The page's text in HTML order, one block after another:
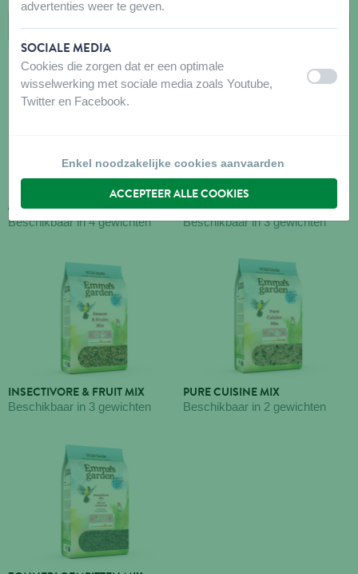
4 SEASONS MIX
Beschikbaar in 4 gewichten
ENERGY MIX
Beschikbaar in 3 gewichten
INSECTIVORE & FRUIT MIX
Beschikbaar in 3 gewichten
PURE CUISINE MIX
Beschikbaar in 2 gewichten
advertenties weer te geven.
SOCIALE MEDIA
Cookies die zorgen dat er een optimale
wisselwerking met sociale media zoals Youtube,
Twitter en Facebook.
uit aan
Enkel noodzakelijke cookies aanvaarden
ACCEPTEER ALLE COOKIES